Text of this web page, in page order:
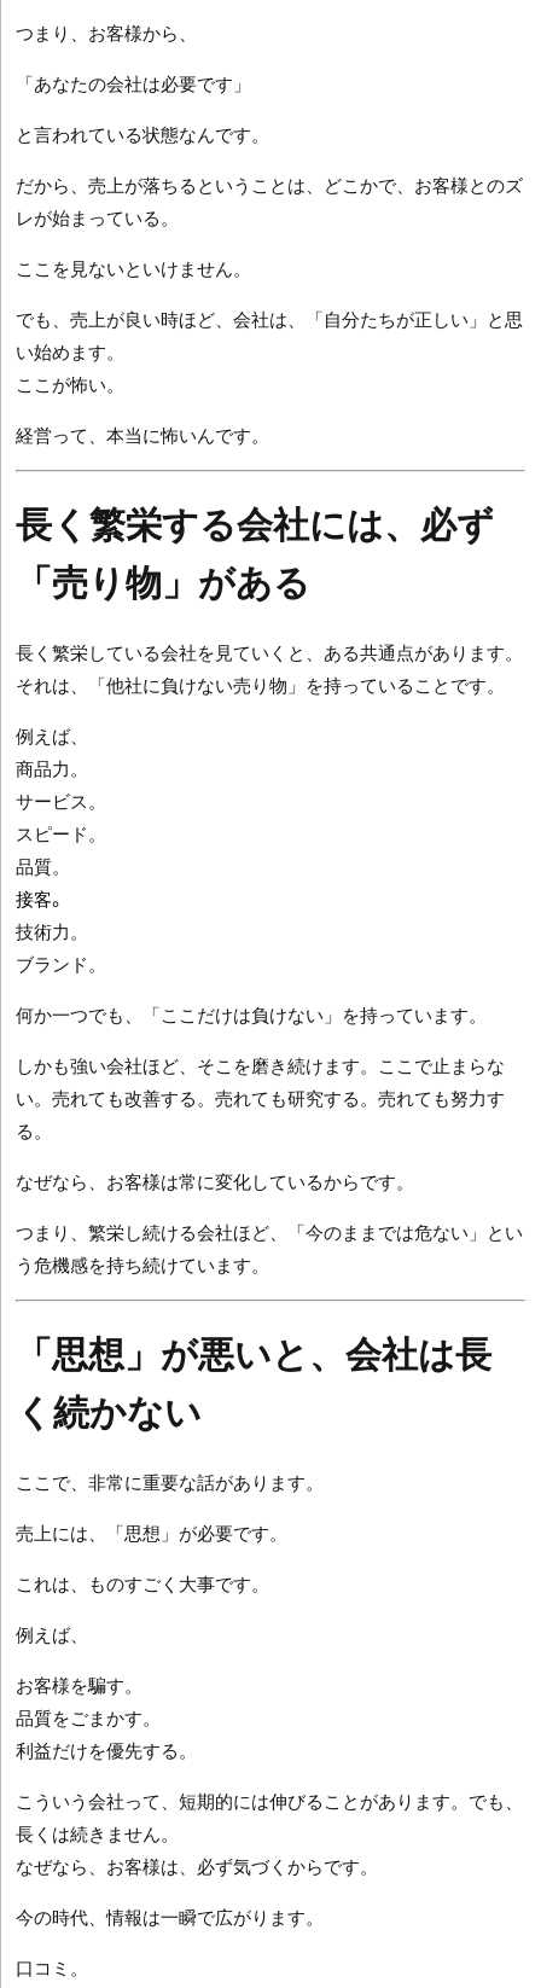
つまり、お客様から、
「あなたの会社は必要です」
と言われている状態なんです。
だから、売上が落ちるということは、どこかで、お客様とのズ
レが始まっている。
ここを見ないといけません。
でも、売上が良い時ほど、会社は、「自分たちが正しい」と思
い始めます。
ここが怖い。
経営って、本当に怖いんです。
長く繁栄する会社には、必ず
「売り物」がある
長く繁栄している会社を見ていくと、ある共通点があります。
それは、「他社に負けない売り物」を持っていることです。
例えば、
商品力。
サービス。
スピード。
品質。
接客。
技術力。
ブランド。
何か一つでも、「ここだけは負けない」を持っています。
しかも強い会社ほど、そこを磨き続けます。ここで止まらな
い。売れても改善する。売れても研究する。売れても努力す
る。
なぜなら、お客様は常に変化しているからです。
つまり、繁栄し続ける会社ほど、「今のままでは危ない」とい
う危機感を持ち続けています。
「思想」が悪いと、会社は長
く続かない
ここで、非常に重要な話があります。
売上には、「思想」が必要です。
これは、ものすごく大事です。
例えば、
お客様を騙す。
品質をごまかす。
利益だけを優先する。
こういう会社って、短期的には伸びることがあります。でも、
長くは続きません。
なぜなら、お客様は、必ず気づくからです。
今の時代、情報は一瞬で広がります。
口コミ。